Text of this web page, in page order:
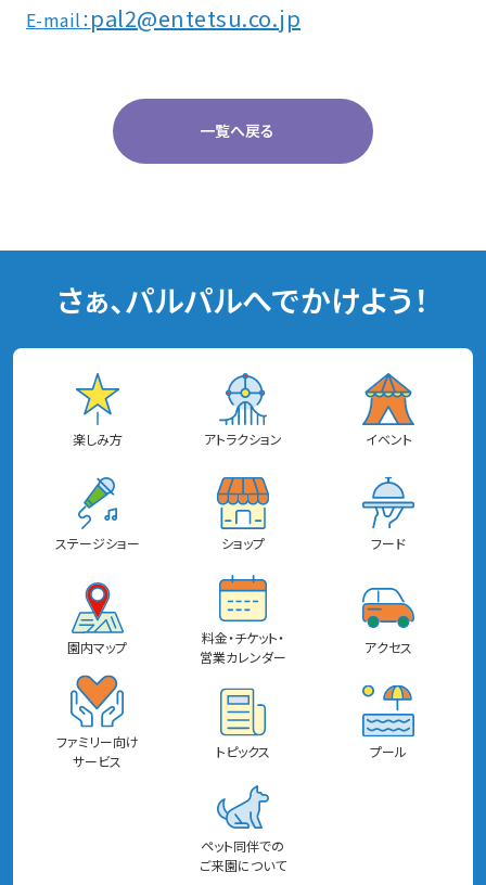
E-mail：pal2@entetsu.co.jp
一覧へ戻る
さぁ、パルパルへでかけよう！
楽しみ方 アトラクション イベント
ステージショー ショップ フード
園内マップ
料金・チケット・
営業カレンダー
アクセス
ファミリー向け
サービス
トピックス プール
ペット同伴での
ご来園について